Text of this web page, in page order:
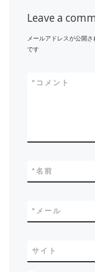
Leave a
メールアドレスが公開さ
です
コメント
*
名前
*
メール
*
サイト